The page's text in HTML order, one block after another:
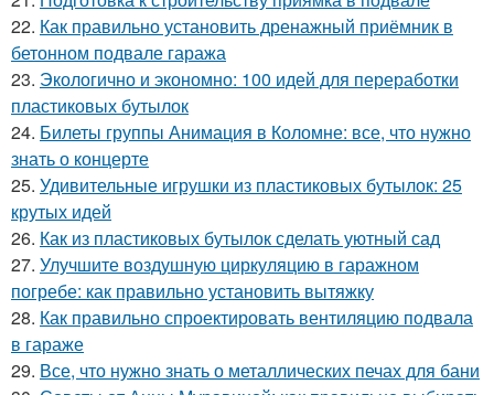
22. Как правильно установить дренажный приёмник в
бетонном подвале гаража
23. Экологично и экономно: 100 идей для переработки
пластиковых бутылок
24. Билеты группы Анимация в Коломне: все, что нужно
знать о концерте
25. Удивительные игрушки из пластиковых бутылок: 25
крутых идей
26. Как из пластиковых бутылок сделать уютный сад
27. Улучшите воздушную циркуляцию в гаражном
погребе: как правильно установить вытяжку
28. Как правильно спроектировать вентиляцию подвала
в гараже
29. Все, что нужно знать о металлических печах для бани